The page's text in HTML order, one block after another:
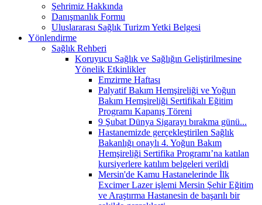
Şehrimiz Hakkında
Danışmanlık Formu
Uluslararası Sağlık Turizm Yetki Belgesi
Yönlendirme
Sağlık Rehberi
Koruyucu Sağlık ve Sağlığın Geliştirilmesine
Yönelik Etkinlikler
Emzirme Haftası
Palyatif Bakım Hemşireliği ve Yoğun
Bakım Hemşireliği Sertifikalı Eğitim
Programı Kapanış Töreni
9 Şubat Dünya Sigarayı bırakma günü...
Hastanemizde gerçekleştirilen Sağlık
Bakanlığı onaylı 4. Yoğun Bakım
Hemşireliği Sertifika Programı’na katılan
kursiyerlere katılım belgeleri verildi
Mersin'de Kamu Hastanelerinde İlk
Excimer Lazer işlemi Mersin Şehir Eğitim
ve Araştırma Hastanesin de başarılı bir